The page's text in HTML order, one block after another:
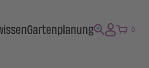
Gartenplanung 0